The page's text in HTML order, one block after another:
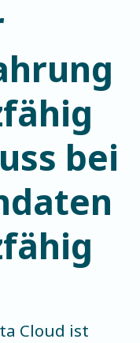
bei
Cloud ist